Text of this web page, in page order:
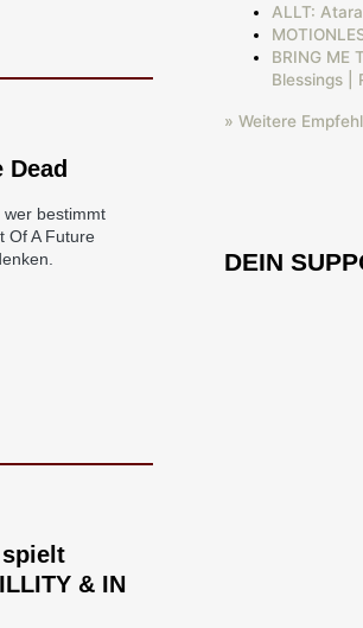
Dead
wer bestimmt
Of A Future
spielt
& IN
ALLT:
BRING ME
Blessings |
» Weitere
DEIN